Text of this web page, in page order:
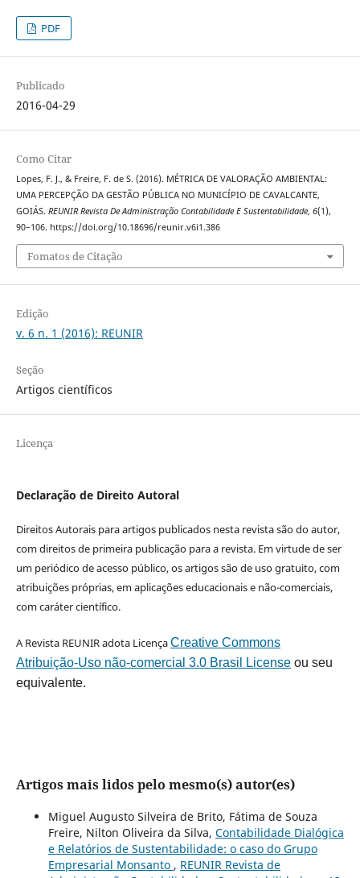
PDF
Publicado
2016-04-29
Como Citar
Lopes, F. J., & Freire, F. de S. (2016). MÉTRICA DE VALORAÇÃO AMBIENTAL:
UMA PERCEPÇÃO DA GESTÃO PÚBLICA NO MUNICÍPIO DE CAVALCANTE,
GOIÁS. REUNIR Revista De Administração Contabilidade E Sustentabilidade, 6(1),
90–106. https://doi.org/10.18696/reunir.v6i1.386
Fomatos de Citação
Edição
v. 6 n. 1 (2016): REUNIR
Seção
Artigos científicos
Licença
Declaração de Direito Autoral
Direitos Autorais para artigos publicados nesta revista são do autor,
com direitos de primeira publicação para a revista. Em virtude de ser
um periódico de acesso público, os artigos são de uso gratuito, com
atribuições próprias, em aplicações educacionais e não-comerciais,
com caráter científico.
A Revista REUNIR adota LicençaCreative Commons
Atribuição-Uso não-comercial 3.0 Brasil Licenseou seu
equivalente.
Artigos mais lidos pelo mesmo(s) autor(es)
Miguel Augusto Silveira de Brito, Fátima de Souza
Freire, Nilton Oliveira da Silva, Contabilidade Dialógica
e Relatórios de Sustentabilidade: o caso do Grupo
Empresarial Monsanto , REUNIR Revista de